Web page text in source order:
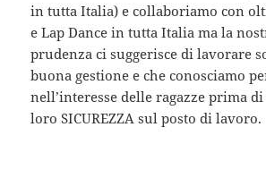
in tutta Italia) e collaboriamo con
e Lap Dance in tutta Italia ma la
prudenza ci suggerisce di lavorare
buona gestione e che conosciamo
nell’interesse delle ragazze prima
loro SICUREZZA sul posto di lavoro.